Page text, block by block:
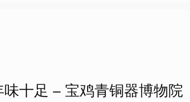
十足 – 宝鸡青铜器博物院